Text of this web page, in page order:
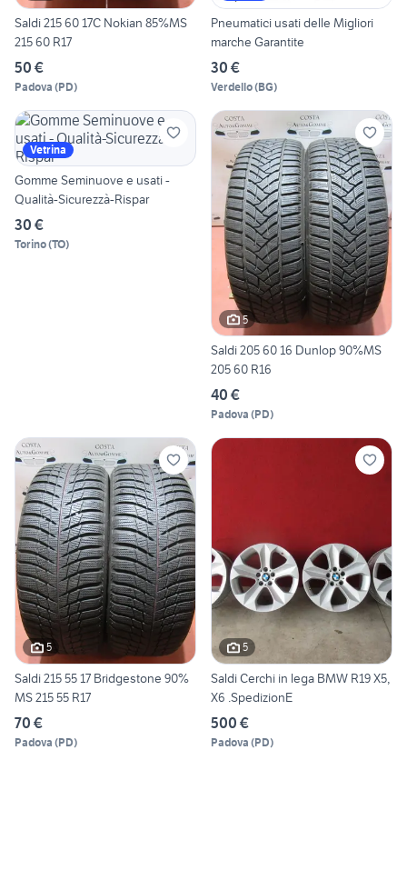
Saldi 215 60 17C Nokian 85%MS
215 60 R17
50 €
Padova (PD)
Pneumatici usati delle Migliori
marche Garantite
30 €
Verdello(BG)
Vetrina
Gomme Seminuove e usati -
Qualità-Sicurezzà-Rispar
30 €
Torino(TO)
5
Saldi 205 60 16 Dunlop 90%MS
205 60 R16
40 €
Padova (PD)
5
Saldi 215 55 17 Bridgestone 90%
MS 215 55 R17
70 €
Padova (PD)
5
Saldi Cerchi in lega BMW R19 X5,
X6 .SpedizionE
500 €
Padova (PD)